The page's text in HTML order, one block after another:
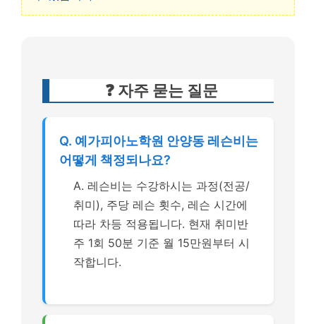
❓ 자주 묻는 질문
Q. 예가피아노학원 안양동 레슨비는
어떻게 책정되나요?
A. 레슨비는 수강하시는 과정(전공/
취미), 주당 레슨 횟수, 레슨 시간에
따라 차등 적용됩니다. 현재 취미반
주 1회 50분 기준 월 15만원부터 시
작합니다.